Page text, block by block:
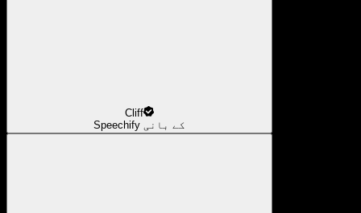
Cliff
Speechify کے بانی